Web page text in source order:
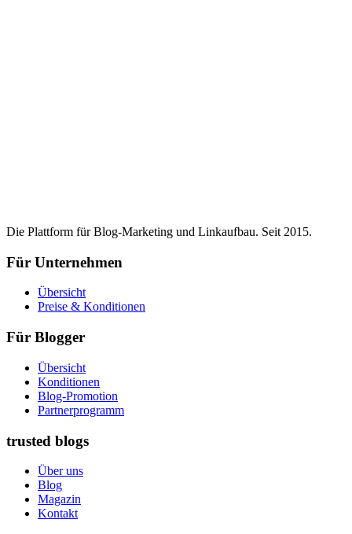
Die Plattform für Blog-Marketing und Linkaufbau. Seit 2015.
Für Unternehmen
Übersicht
Preise & Konditionen
Für Blogger
Übersicht
Konditionen
Blog-Promotion
Partnerprogramm
trusted blogs
Über uns
Blog
Magazin
Kontakt